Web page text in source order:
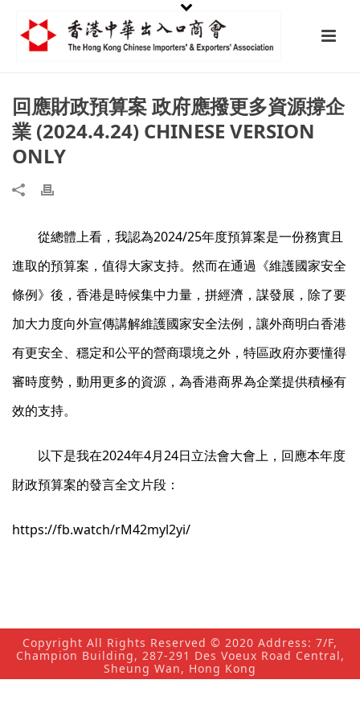
回應財政預算案 政府應撥更多資源撐企
業 (2024.4.24) CHINESE VERSION
ONLY
從總體上看，我認為2024/25年度預算案是一份務實且
進取的預算案，值得大家支持。然而在通過《維護國家安全
條例》後，香港是時候集中力量，拼經濟，謀發展，除了要
加大力度向外宣傳講解維護國家安全法例，讓外商明白香港
有更安全、穩定和公平的營商環境之外，特區政府亦要懂得
審時度勢，動用更多的資源，為香港商界為企業提供積極有
效的支持。
以下是我在2024年4月24日立法會大會上，回應本年度
財政預算案的發言全文片段：
https://fb.watch/rM42myl2yi/
Copyright All Rights Reserved © 2020 Address: 7/F,
Champion Building, 287-291 Des Voeux Road Central,
Sheung Wan, Hong Kong